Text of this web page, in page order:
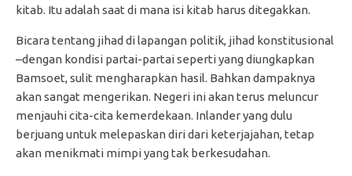
kitab. Itu adalah saat di mana isi kitab harus ditegakkan.
Bicara tentang jihad di lapangan politik, jihad konstitusional
–dengan kondisi partai-partai seperti yang diungkapkan
Bamsoet, sulit mengharapkan hasil. Bahkan dampaknya
akan sangat mengerikan. Negeri ini akan terus meluncur
menjauhi cita-cita kemerdekaan. Inlander yang dulu
berjuang untuk melepaskan diri dari keterjajahan, tetap
akan menikmati mimpi yang tak berkesudahan.